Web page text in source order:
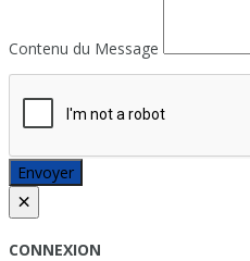
Contenu du Message
Envoyer
×
CONNEXION